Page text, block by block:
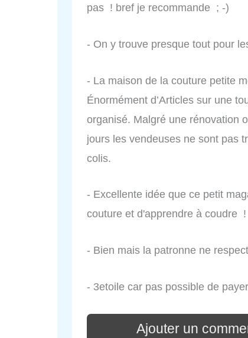
pas ! bref je recommande ; -)
- On y trouve presque tout pour
- La maison de la couture petite
Énormément d’Articles sur une
organisé. Malgré une rénovation
jours les vendeuses ne sont pas
colis.
- Excellente idée que ce petit
couture et d'apprendre à coudre !
- Bien mais la patronne ne
- 3etoile car pas possible de
Ajouter un